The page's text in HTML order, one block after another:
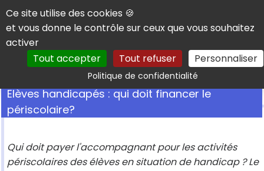
Panneau de gestion des cookies
Ce site utilise des cookies 🍪
et vous donne le contrôle sur ceux que vous souhaitez
activer
Tout accepter
Tout refuser Personnaliser
Politique de confidentialitéRechercher
Elèves handicapés : qui doit financer le
périscolaire?
Qui doit payer l'accompagnant pour les activités
périscolaires des élèves en situation de handicap ? Le